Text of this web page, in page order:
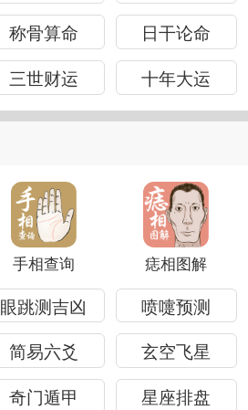
称骨算命
日干论命
三世财运 十年大运
手相查询 痣相图解
眼跳测吉凶
喷嚏预测
简易六爻
玄空飞星
奇门遁甲 星座排盘